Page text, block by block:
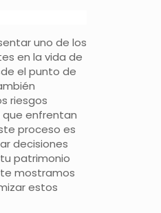
uno de los
en la vida de
el punto de
riesgos
enfrentan
proceso es
decisiones
patrimonio
mostramos
estos